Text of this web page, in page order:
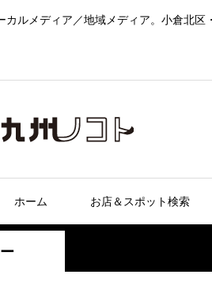
カルメディア／地域メディア。小倉北
ホーム お店＆スポット検索